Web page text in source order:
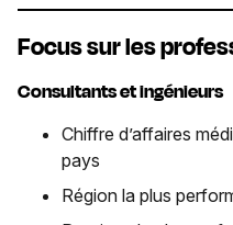
Focus sur les
Consultants et ingénieurs
Chiffre d’affaires
pays
Région la plus